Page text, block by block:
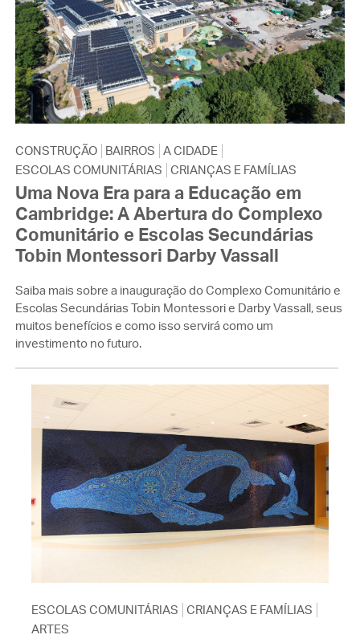
CONSTRUÇÃO BAIRROS A CIDADE
ESCOLAS COMUNITÁRIAS CRIANÇAS E FAMÍLIAS
Uma Nova Era para a Educação em
Cambridge: A Abertura do Complexo
Comunitário e Escolas Secundárias
Tobin Montessori Darby Vassall
Saiba mais sobre a inauguração do Complexo Comunitário e
Escolas Secundárias Tobin Montessori e Darby Vassall, seus
muitos benefícios e como isso servirá como um
investimento no futuro.
ESCOLAS COMUNITÁRIAS CRIANÇAS E FAMÍLIAS
ARTES